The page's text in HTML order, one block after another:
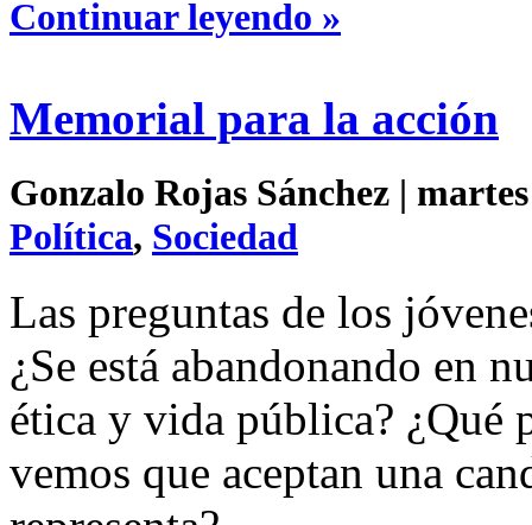
Continuar leyendo »
Memorial para la acción
Gonzalo Rojas Sánchez |
Política, Sociedad
Las preguntas de los
¿Se está abandonando en
ética y vida pública? ¿Qué
vemos que aceptan una